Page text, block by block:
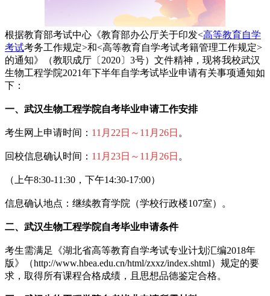
根据教育部考试中心《教育部办公厅关于印发<高等教育自学
考试考务工作规定>和<高等教育自学考试考籍管理工作规定>
的通知》（教职成厅〔2020〕3号）文件精神，现将我校武汉
生物工程学院2021年下半年自学考试毕业申请有关事项通知如
下：
一、 武汉生物工程学院自考毕业申请工作安排
考生网上申请时间： 11月22日～11月26日 。
回校信息确认时间： 11月23日～11月26日 。
（上午8:30-11:30，下午14:30-17:00）
信息确认地点：继续教育学院（学校行政楼107室）。
二、武汉生物工程学院自考毕业申请条件
考生需满足《湖北省高等教育自学考试专业计划汇编2018年
版》（http://www.hbea.edu.cn/html/zxxz/index.shtml）规定的要
求，取得所有课程合格成绩，且思想品德鉴定合格。